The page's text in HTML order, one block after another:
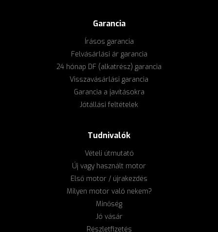
Garancia
Írásos garancia
Felvásárlási ár garancia
24 hónap DF (alkatrész) garancia
Visszavásárlási garancia
Garancia a javításokra
Jótállási feltételek
Tudnivalók
Vételi útmutató
Új vagy használt motor
Első motor / újrakezdés
Milyen motor való nekem?
Minőség
Jó vásár
Részletfizetés